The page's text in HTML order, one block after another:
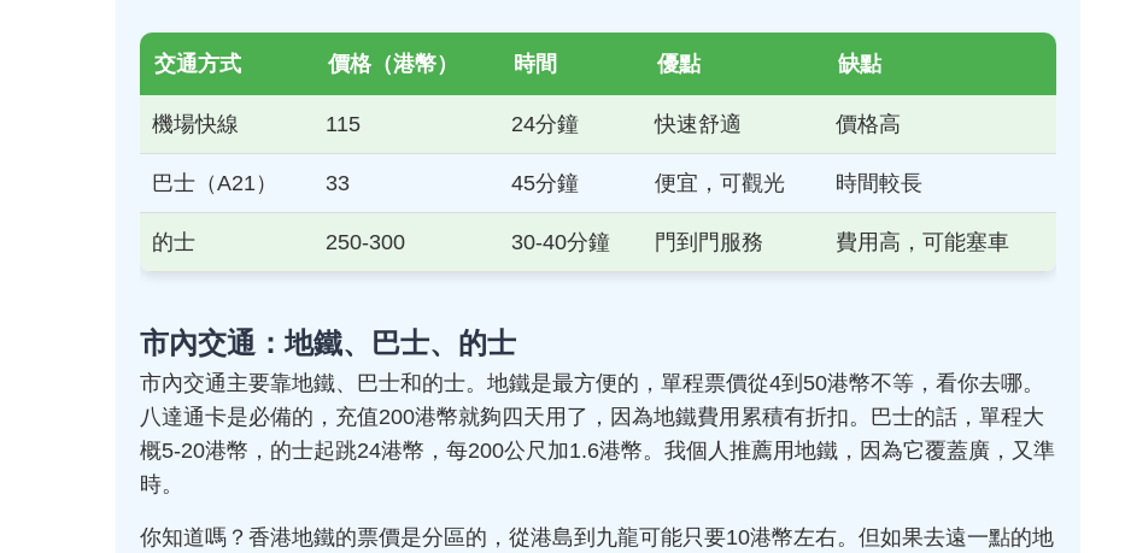
交通方式 價格（港幣） 時間 優點 缺點
機場快線 115 24分鐘 快速舒適 價格高
巴士（A21） 33 45分鐘 便宜，可觀光 時間較長
的士 250-300 30-40分鐘 門到門服務 費用高，可能塞車
市內交通：地鐵、巴士、的士
市內交通主要靠地鐵、巴士和的士。地鐵是最方便的，單程票價從4到50港幣不等，看你去哪。
八達通卡是必備的，充值200港幣就夠四天用了，因為地鐵費用累積有折扣。巴士的話，單程大
概5-20港幣，的士起跳24港幣，每200公尺加1.6港幣。我個人推薦用地鐵，因為它覆蓋廣，又準
時。
你知道嗎？香港地鐵的票價是分區的，從港島到九龍可能只要10港幣左右。但如果去遠一點的地